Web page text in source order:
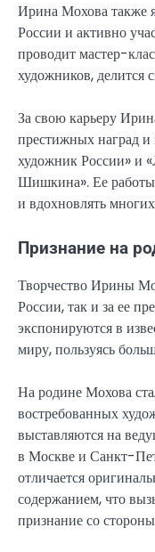
Ирина Мохова также
России и активно
проводит мастер-
художников,
За свою карьеру
престижных наград
художник России» и
Шишкина». Ее
и вдохновлять
Признание на
Творчество Ирины
России, так и за ее
экспонируются в
миру, пользуясь
На родине Мохова
востребованных
выставляются на
в Москве и Санкт-
отличается
содержанием, что
признание со